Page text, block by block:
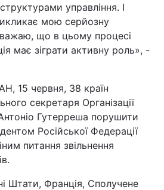
управління. І
мою серйозну
що в цьому процесі
має зіграти активну роль», -
15 червня, 38 країн
секретаря Організації
Гутерреша порушити
Російської Федерації
питання звільнення
Штати, Франція, Сполучене